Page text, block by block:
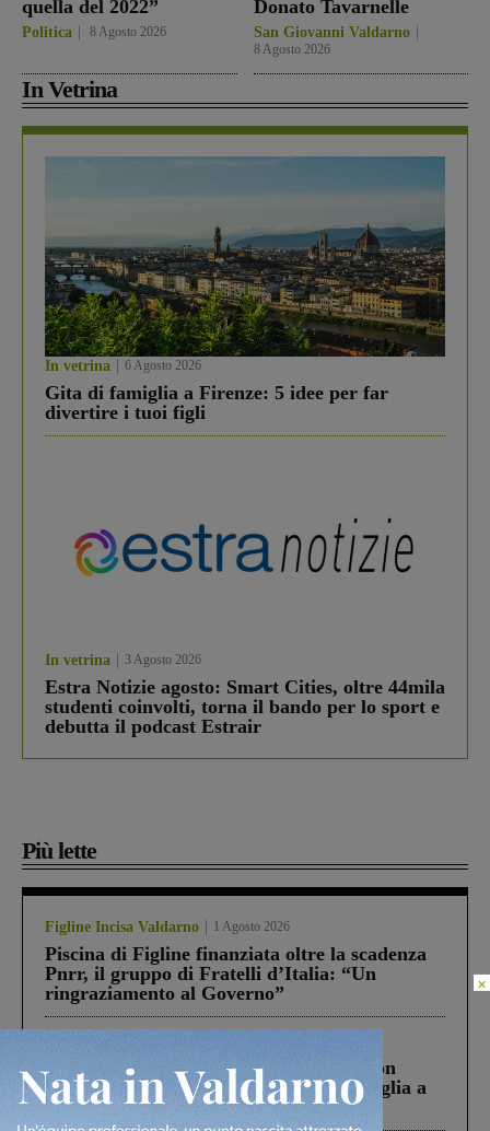
quella del 2022”
Politica 8 Agosto 2026
Donato Tavarnelle
San Giovanni Valdarno
8 Agosto 2026
In Vetrina
In vetrina 6 Agosto 2026
Gita di famiglia a Firenze: 5 idee per far
divertire i tuoi figli
In vetrina 3 Agosto 2026
Estra Notizie agosto: Smart Cities, oltre 44mila
studenti coinvolti, torna il bando per lo sport e
debutta il podcast Estrair
Più lette
Figline Incisa Valdarno 1 Agosto 2026
Piscina di Figline finanziata oltre la scadenza
Pnrr, il gruppo di Fratelli d’Italia: “Un
ringraziamento al Governo”
Scomparso da una struttura di Castiglion
Fiorentino l’uomo che aveva ucciso la figlia a
Levane nel 2020
×